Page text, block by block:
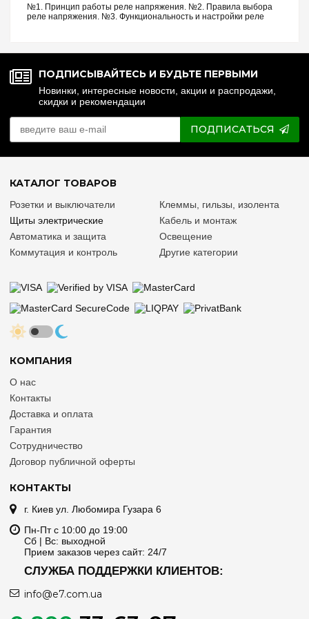
№1. Принцип работы реле напряжения. №2. Правила выбора
реле напряжения. №3. Функциональность и настройки реле
ПОДПИСЫВАЙТЕСЬ И БУДЬТЕ ПЕРВЫМИ
Новинки, интересные новости, акции и распродажи,
скидки и рекомендации
ПОДПИСАТЬСЯ
КОНТАКТЫ
г. Киев ул. Любомира Гузара 6
Пн-Пт с 10:00 до 19:00
Сб | Вс: выходной
Прием заказов через сайт: 24/7
СЛУЖБА ПОДДЕРЖКИ КЛИЕНТОВ:
info@e7.com.ua
КОМПАНИЯ
О нас
Контакты
Доставка и оплата
Гарантия
Сотрудничество
Договор публичной оферты
КАТАЛОГ ТОВАРОВ
Розетки и выключатели
Щиты электрические
Автоматика и защита
Коммутация и контроль
Клеммы, гильзы, изолента
Кабель и монтаж
Освещение
Другие категории